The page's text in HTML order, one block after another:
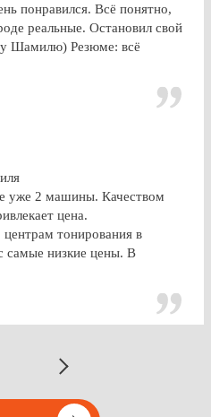
понравился. Всё понятно,
реальные. Остановил свой
Шамилю) Резюме: всё
отзывах!!!) Я остался очень
уже 2 машины. Качеством
цена.
тонирования в
самые низкие цены. В
пользоваться услугами